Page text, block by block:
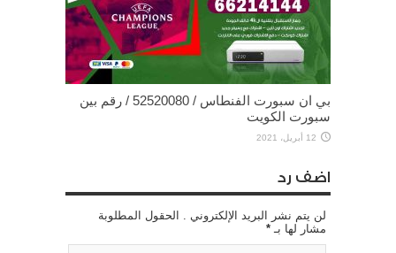
بي ان سبورت الفنطاس / 52520080 / رقم بين
سبورت الكويت
12 أبريل، 2021
اضف رد
لن يتم نشر البريد الإلكتروني . الحقول المطلوبة
مشار لها بـ *